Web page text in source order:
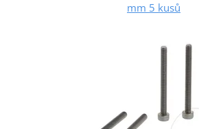
mm 5 kusů